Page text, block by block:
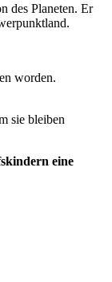
des Planeten. Er
worden.
sie bleiben
eine